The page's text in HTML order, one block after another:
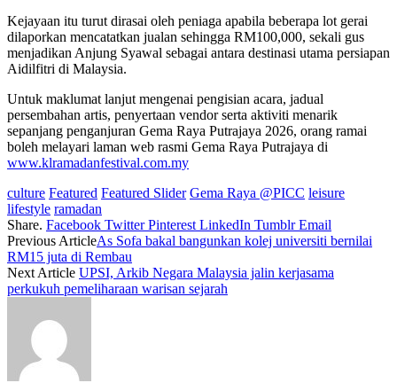
Kejayaan itu turut dirasai oleh peniaga apabila beberapa lot gerai
dilaporkan mencatatkan jualan sehingga RM100,000, sekali gus
menjadikan Anjung Syawal sebagai antara destinasi utama persiapan
Aidilfitri di Malaysia.
Untuk maklumat lanjut mengenai pengisian acara, jadual
persembahan artis, penyertaan vendor serta aktiviti menarik
sepanjang penganjuran Gema Raya Putrajaya 2026, orang ramai
boleh melayari laman web rasmi Gema Raya Putrajaya di
www.klramadanfestival.com.my
culture Featured Featured Slider Gema Raya @PICC leisure
lifestyle ramadan
Share. Facebook Twitter Pinterest LinkedIn Tumblr Email
Previous ArticleAs Sofa bakal bangunkan kolej universiti bernilai
RM15 juta di Rembau
Next Article UPSI, Arkib Negara Malaysia jalin kerjasama
perkukuh pemeliharaan warisan sejarah